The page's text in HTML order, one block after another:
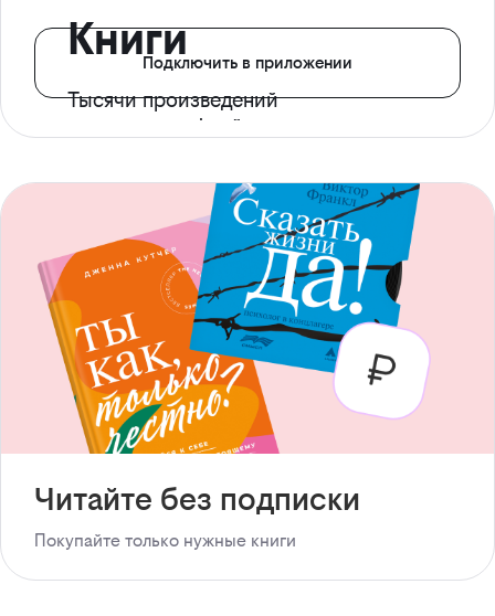
Книги
Тысячи произведений
с доступом офлайн
Подключить в приложении
Читайте без подписки
Покупайте только нужные книги